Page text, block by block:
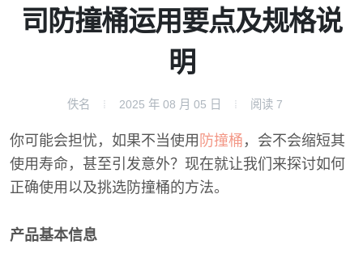
司防撞桶运用要点及规格说
明
佚名 2025 年 08 月 05 日 阅读 7
你可能会担忧，如果不当使用 防撞桶 ，会不会缩短其
使用寿命，甚至引发意外？现在就让我们来探讨如何
正确使用以及挑选防撞桶的方法。
产品基本信息